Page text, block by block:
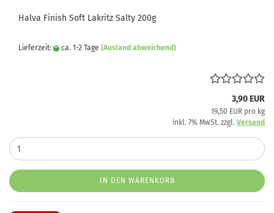
Halva Finish Soft Lakritz Salty 200g
Lieferzeit: ca. 1-2 Tage (Ausland abweichend)
3,90 EUR
19,50 EUR pro kg
inkl. 7% MwSt. zzgl. Versand
IN DEN WARENKORB